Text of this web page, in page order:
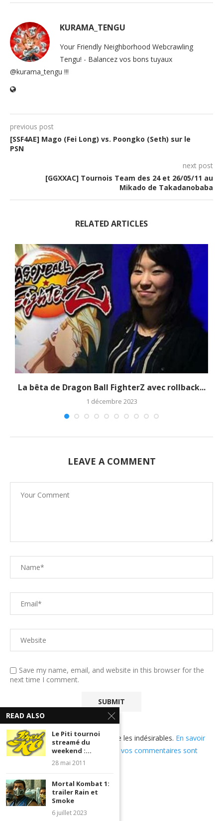
KURAMA_TENGU
Your Friendly Neighborhood Webcrawling
Tengu! - Balancez vos bons tuyaux
@kurama_tengu !!!
previous post
[SSF4AE] Mago (Fei Long) vs. Poongko (Seth) sur le
PSN
next post
[GGXXAC] Tournois Team des 24 et 26/05/11 au
Mikado de Takadanobaba
RELATED ARTICLES
La bêta de Dragon Ball FighterZ avec rollback...
1 décembre 2023
LEAVE A COMMENT
Save my name, email, and website in this browser for the
next time I comment.
Ce site utilise Akismet pour réduire les indésirables. En savoir
plus sur comment les données de vos commentaires sont
READ ALSO
Le Piti tournoi
streamé du
weekend :...
28 mai 2011
Mortal Kombat 1:
trailer Rain et
Smoke
6 juillet 2023